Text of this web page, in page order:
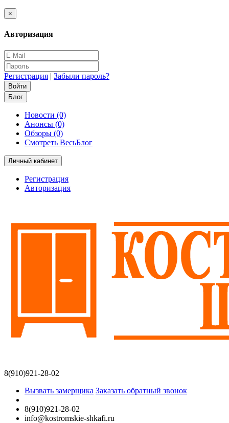
×
Авторизация
Регистрация | Забыли пароль?
Блог
Новости (0)
Анонсы (0)
Обзоры (0)
Смотреть ВесьБлог
Личный кабинет
Регистрация
Авторизация
8(910)921-28-02
Вызвать замерщика Заказать обратный звонок
8(910)921-28-02
info@kostromskie-shkafi.ru